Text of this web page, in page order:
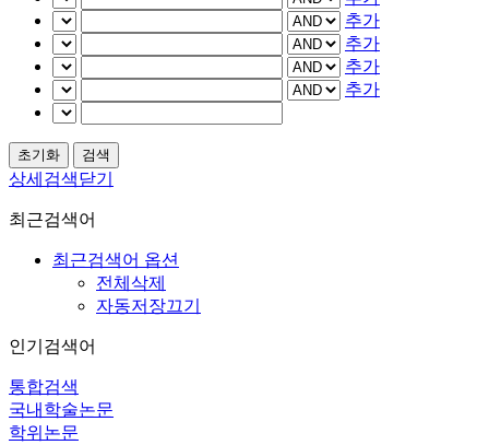
추가
추가
추가
추가
상세검색닫기
최근검색어
최근검색어 옵션
전체삭제
자동저장끄기
인기검색어
통합검색
국내학술논문
학위논문